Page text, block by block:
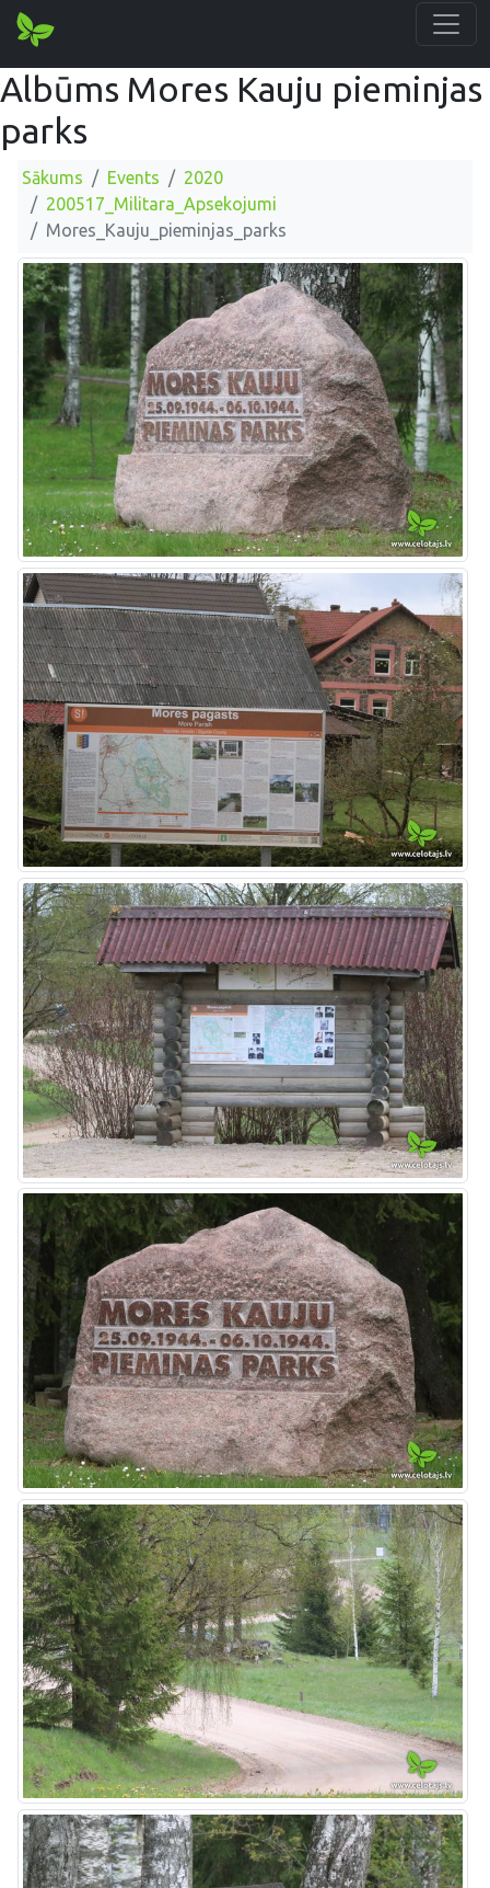
Albūms Mores Kauju pieminjas
parks
Sākums Events
2020
200517_Militara_Apsekojumi
Mores_Kauju_pieminjas_parks